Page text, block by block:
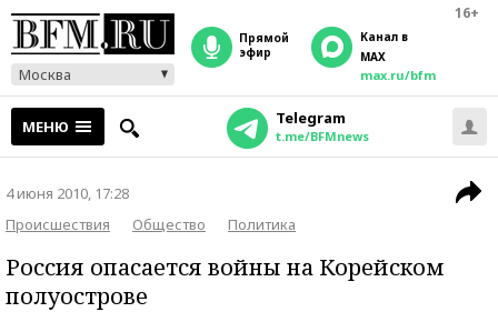
16+
Москва
прямой
эфир
Канал в
MAX
max.ru/bfm
МЕНЮ Telegram
t.me/BFMnews
4 июня 2010, 17:28
Происшествия
Общество Политика
Россия опасается войны на Корейском
полуострове